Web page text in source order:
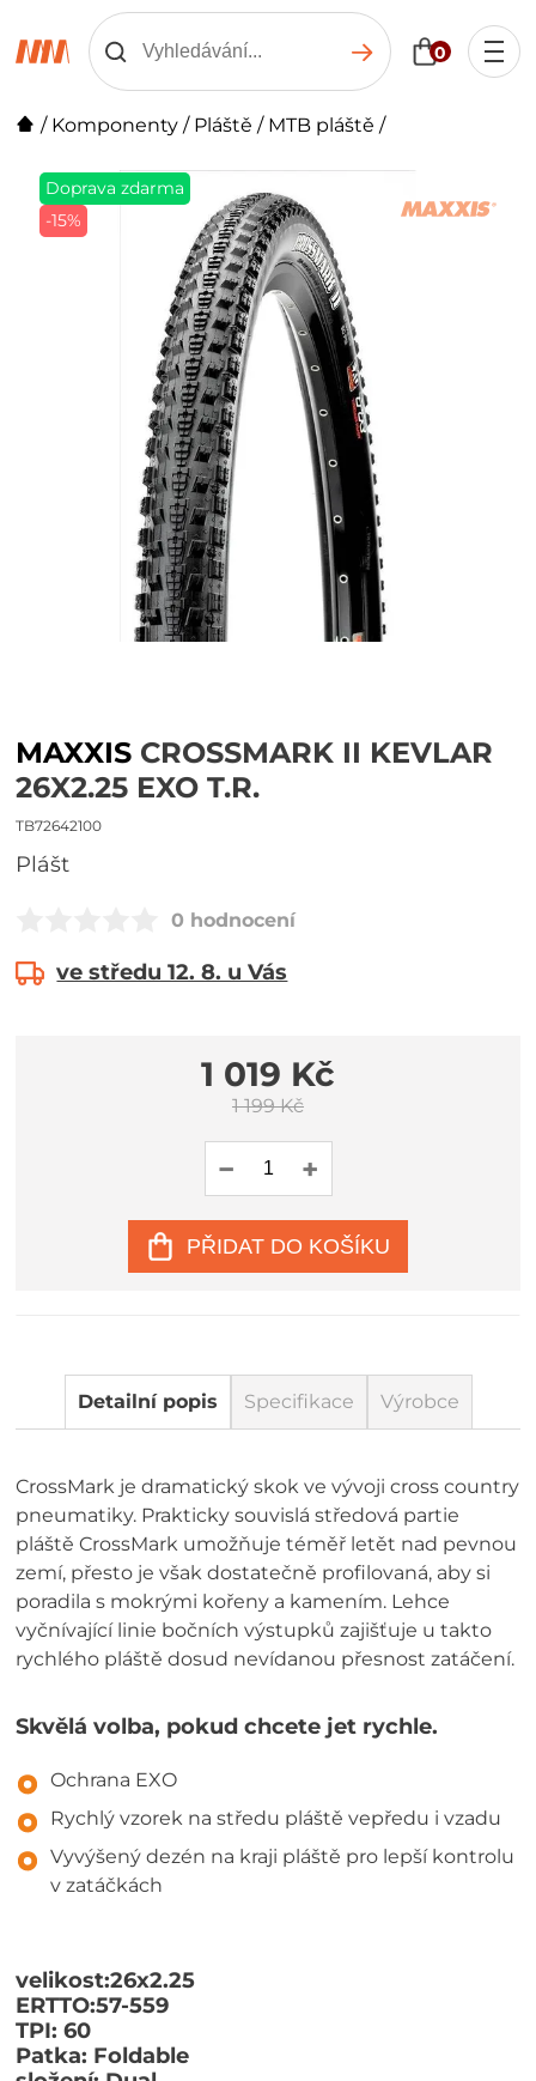
0
/ Komponenty / Pláště / MTB pláště /
Doprava zdarma
-15%
MAXXIS CROSSMARK II KEVLAR
26X2.25 EXO T.R.
TB72642100
plášt
0 hodnocení
ve středu 12. 8. u Vás
1 019 Kč
1 199 Kč
PŘIDAT DO KOŠÍKU
Detailní popis Specifikace Výrobce
CrossMark je dramatický skok ve vývoji cross country
pneumatiky. Prakticky souvislá středová partie
pláště CrossMark umožňuje téměř letět nad pevnou
zemí, přesto je však dostatečně profilovaná, aby si
poradila s mokrými kořeny a kamením. Lehce
vyčnívající linie bočních výstupků zajišťuje u takto
rychlého pláště dosud nevídanou přesnost zatáčení.
Skvělá volba, pokud chcete jet rychle.
Ochrana EXO
Rychlý vzorek na středu pláště vepředu i vzadu
Vyvýšený dezén na kraji pláště pro lepší kontrolu
v zatáčkách
velikost:26x2.25
ERTTO:57-559
TPI: 60
Patka: Foldable